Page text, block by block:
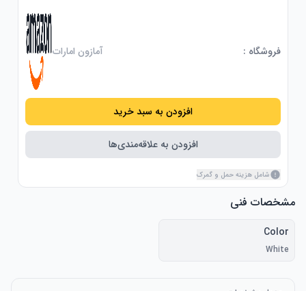
فروشگاه : آمازون امارات
افزودن به سبد خرید
افزودن به علاقه‌مندی‌ها
شامل هزینه حمل و گمرک
مشخصات فنی
Color
White